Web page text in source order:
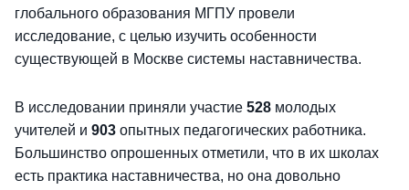
глобального образования МГПУ провели
исследование, с целью изучить особенности
существующей в Москве системы наставничества.
В исследовании приняли участие 528 молодых
учителей и 903 опытных педагогических работника.
Большинство опрошенных отметили, что в их школах
есть практика наставничества, но она довольно